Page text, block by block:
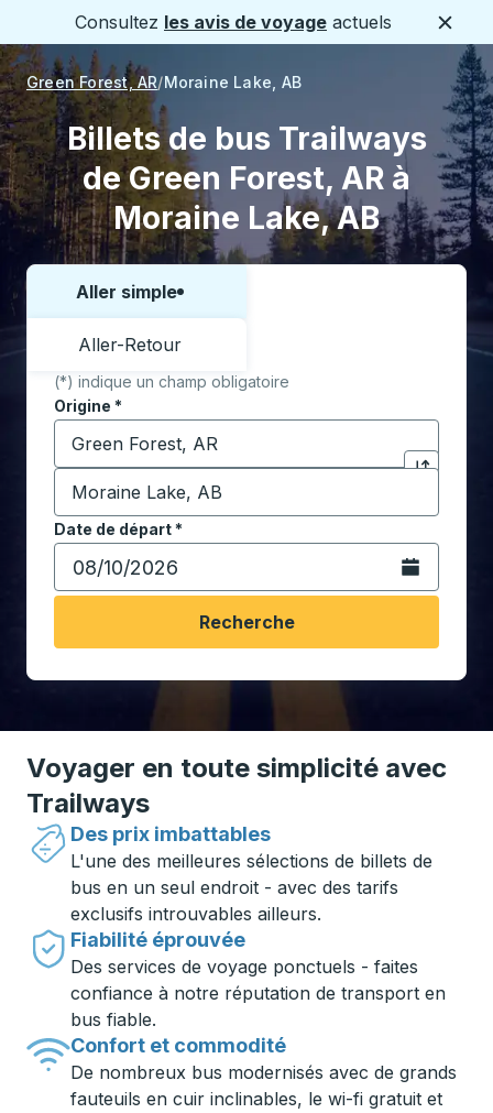
Consultez les avis de voyage actuels
Green Forest, AR Moraine Lake, AB
Billets de bus Trailways
de Green Forest, AR à
Moraine Lake, AB
Choisissez un sens ou un aller-retour:
Aller simple
Aller-Retour
(*) indique un champ obligatoire
Origine *
Commencez à saisir la ville d'origine pour ouvrir
Cliquez
Destination*
Commencez à saisir la ville de destination pour
Date de départ*
Tapez la date au format date Barre oblique du mois à
Ouvrez le
Recherche
Voyager en toute simplicité avec
Trailways
Des prix imbattables
L'une des meilleures sélections de billets de
bus en un seul endroit - avec des tarifs
exclusifs introuvables ailleurs.
Fiabilité éprouvée
Des services de voyage ponctuels - faites
confiance à notre réputation de transport en
bus fiable.
Confort et commodité
De nombreux bus modernisés avec de grands
fauteuils en cuir inclinables, le wi-fi gratuit et